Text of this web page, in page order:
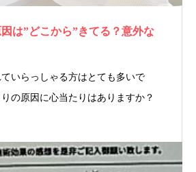
は”どこから”きてる？意外な
いらっしゃる方はとても多いで
の原因に心当たりはありますか？